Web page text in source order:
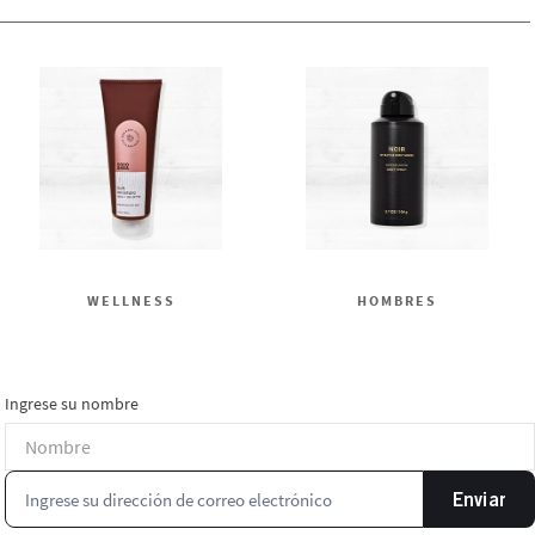
WELLNESS HOMBRES
Ingrese su nombre
Enviar